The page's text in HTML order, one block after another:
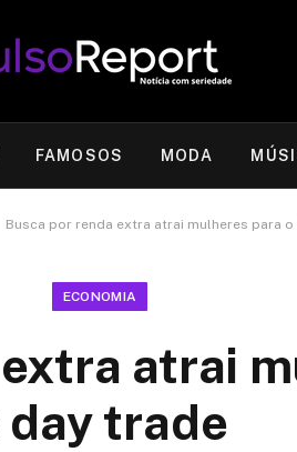
FAMOSOS MODA
Busca por renda extra atrai mulheres para
ECONOMIA
atrai
day trade